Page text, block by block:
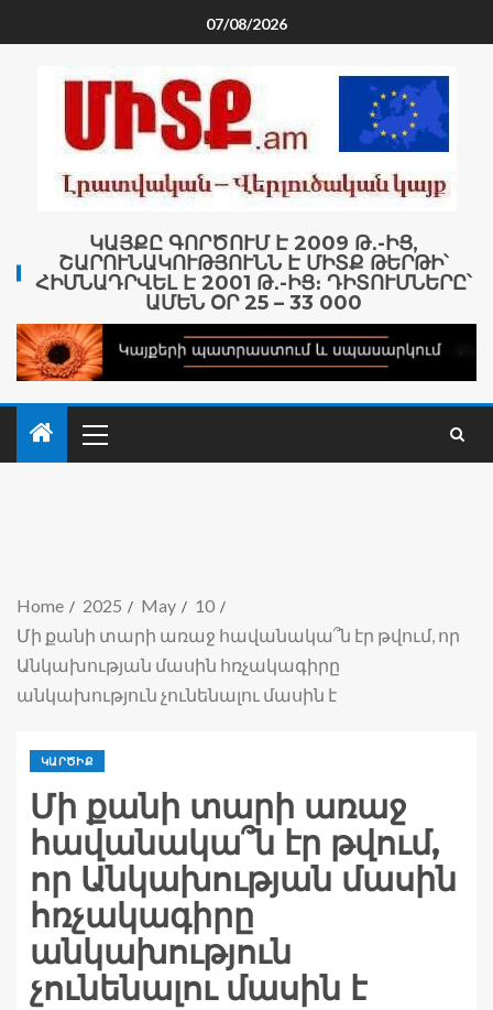
07/08/2026
ԿԱՅՔԸ ԳՈՐԾՈՒՄ Է 2009 Թ․-ԻՑ,
ՇԱՐՈՒՆԱԿՈՒԹՅՈՒՆՆ Է ՄԻՏՔ ԹԵՐԹԻ՝
ՀԻՄՆԱԴՐՎԵԼ Է 2001 Թ․-ԻՑ։ ԴԻՏՈՒՄՆԵՐԸ՝
ԱՄԵՆ ՕՐ 25 – 33 000
Home 2025 May
10
Մի քանի տարի առաջ հավանակա՞ն էր թվում, որ
Անկախության մասին հռչակագիրը
անկախություն չունենալու մասին է
ԿԱՐԾԻՔ
Մի քանի տարի առաջ
հավանակա՞ն էր թվում,
որ Անկախության մասին
հռչակագիրը
անկախություն
չունենալու մասին է